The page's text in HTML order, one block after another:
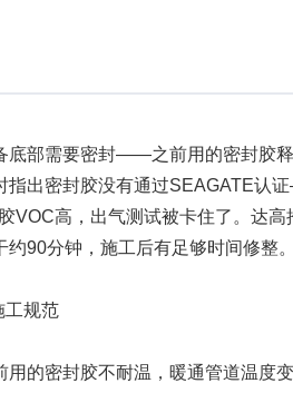
底部需要密封——之前用的密封
指出密封胶没有通过SEAGATE认
高，出气测试被卡住了。达
90分钟，施工后有足够时间修
工规范
的密封胶不耐温，暖通管道温